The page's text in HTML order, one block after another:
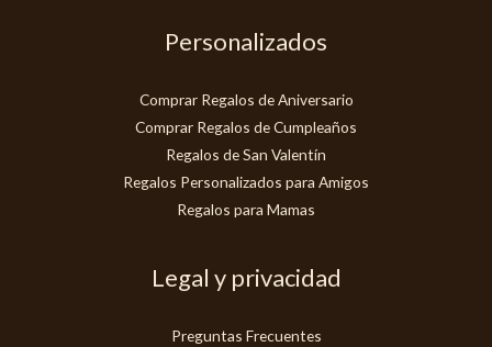
Personalizados
Comprar Regalos de Aniversario
Comprar Regalos de Cumpleaños
Regalos de San Valentín
Regalos Personalizados para Amigos
Regalos para Mamas
Legal y privacidad
Preguntas Frecuentes